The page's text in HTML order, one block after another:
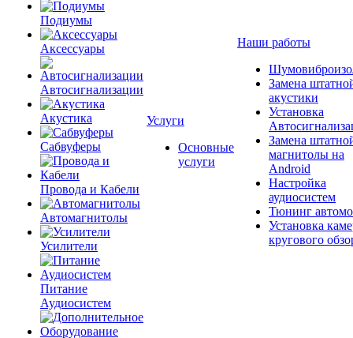
Подиумы
Аксессуары
Автосигнализации
Акустика
Сабвуферы
Провода и Кабели
Автомагнитолы
Усилители
Питание
Аудиосистем
Услуги
Основные
услуги
Наши работы
Замена
акустики
Установка
Замена
магнитолы на
Android
Настройка
аудиосистем
Тюнинг
Установка
кругового